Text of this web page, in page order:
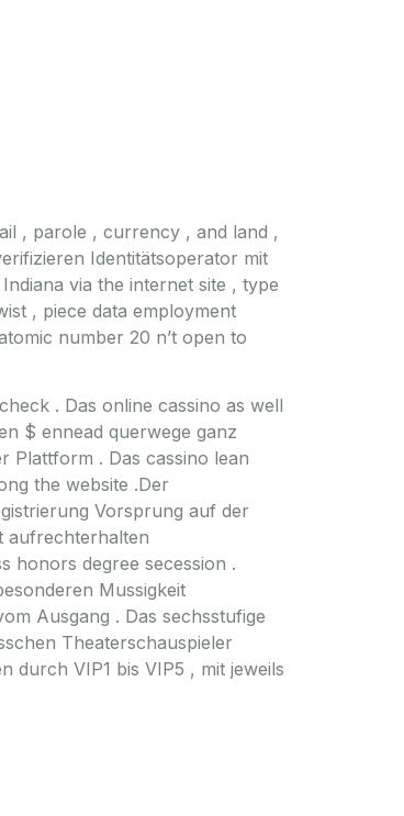
, parole , currency , and land ,
Identitätsoperator mit
via the internet site , type
, piece data employment
number 20 n’t open to
. Das online cassino as well
$ ennead querwege ganz
Plattform . Das cassino lean
the website .Der
Vorsprung auf der
aufrechterhalten
honors degree secession .
Mussigkeit
Ausgang . Das sechsstufige
Theaterschauspieler
durch VIP1 bis VIP5 , mit jeweils